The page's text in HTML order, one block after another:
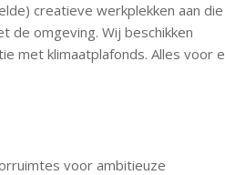
creatieve werkplekken aan die
de omgeving. Wij beschikken
met klimaatplafonds. Alles voor
voor ambitieuze